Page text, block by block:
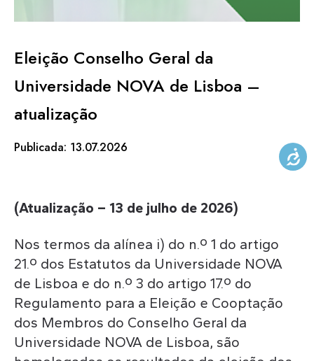
KNOWLEDGE CENTERS
CENTROS COLABORADORES OMS
PT
Eleição Conselho Geral da
Universidade NOVA de Lisboa –
atualização
Publicada: 13.07.2026
(Atualização – 13 de julho de 2026)
Nos termos da alínea i) do n.º 1 do artigo
21.º dos Estatutos da Universidade NOVA
de Lisboa e do n.º 3 do artigo 17.º do
Regulamento para a Eleição e Cooptação
dos Membros do Conselho Geral da
Universidade NOVA de Lisboa, são